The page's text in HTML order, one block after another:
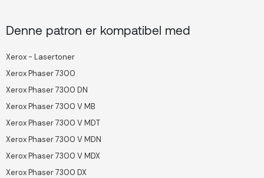
Denne patron er kompatibel med
Xerox - Lasertoner
Xerox Phaser 7300
Xerox Phaser 7300 DN
Xerox Phaser 7300 V MB
Xerox Phaser 7300 V MDT
Xerox Phaser 7300 V MDN
Xerox Phaser 7300 V MDX
Xerox Phaser 7300 DX